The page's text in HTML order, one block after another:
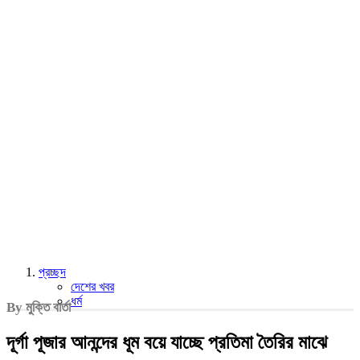
প্রচ্ছদ
দেশের খবর
ধর্ম
By মুক্তি বার্তা
দূর্গা পূজার আনন্দের ধূম বয়ে যাচ্ছে প্রতিমা তৈরির মাঝে